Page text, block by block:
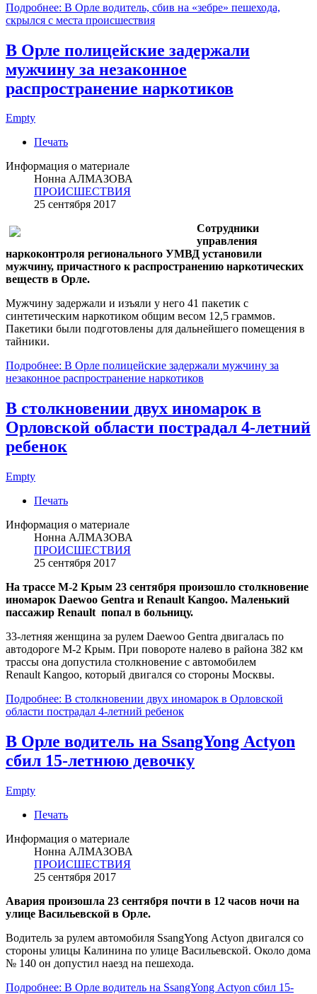
Подробнее: В Орле водитель, сбив на «зебре» пешехода,
скрылся с места происшествия
В Орле полицейские задержали
мужчину за незаконное
распространение наркотиков
Empty
Печать
Информация о материале
Нонна АЛМАЗОВА
ПРОИСШЕСТВИЯ
25 сентября 2017
Сотрудники
управления
наркоконтроля регионального УМВД установили
мужчину, причастного к распространению наркотических
веществ в Орле.
Мужчину задержали и изъяли у него 41 пакетик с
синтетическим наркотиком общим весом 12,5 граммов.
Пакетики были подготовлены для дальнейшего помещения в
тайники.
Подробнее: В Орле полицейские задержали мужчину за
незаконное распространение наркотиков
В столкновении двух иномарок в
Орловской области пострадал 4-летний
ребенок
Empty
Печать
Информация о материале
Нонна АЛМАЗОВА
ПРОИСШЕСТВИЯ
25 сентября 2017
На трассе М-2 Крым 23 сентября произошло столкновение
иномарок Daewoo Gentra и Renault Kangoo. Маленький
пассажир Renault попал в больницу.
33-летняя женщина за рулем Daewoo Gentra двигалась по
автодороге М-2 Крым. При повороте налево в района 382 км
трассы она допустила столкновение с автомобилем
Renault Kangoo, который двигался со стороны Москвы.
Подробнее: В столкновении двух иномарок в Орловской
области пострадал 4-летний ребенок
В Орле водитель на SsangYong Actyon
сбил 15-летнюю девочку
Empty
Печать
Информация о материале
Нонна АЛМАЗОВА
ПРОИСШЕСТВИЯ
25 сентября 2017
Авария произошла 23 сентября почти в 12 часов ночи на
улице Васильевской в Орле.
Водитель за рулем автомобиля SsangYong Actyon двигался со
стороны улицы Калинина по улице Васильевской. Около дома
№ 140 он допустил наезд на пешехода.
Подробнее: В Орле водитель на SsangYong Actyon сбил 15-